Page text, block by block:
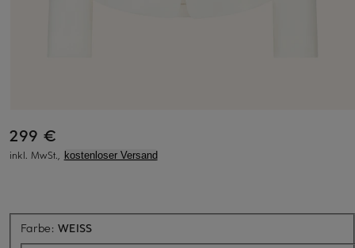
299 €
inkl. MwSt., kostenloser Versand
Farbe:WEISS